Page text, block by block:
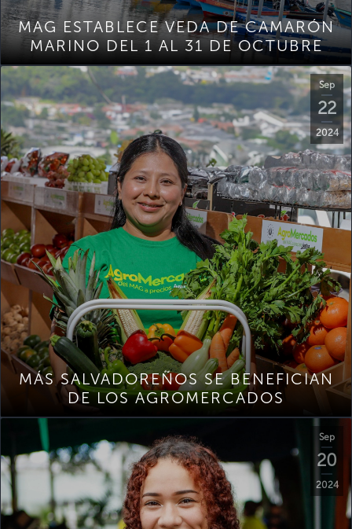
MAG ESTABLECE VEDA DE CAMARÓN
MARINO DEL 1 AL 31 DE OCTUBRE
Sep
22
2024
MÁS SALVADOREÑOS SE BENEFICIAN
DE LOS AGROMERCADOS
Sep
20
2024